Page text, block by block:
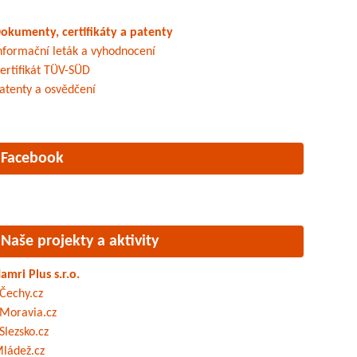
certifikáty a patenty
leták a vyhodnocení
TÜV-SÜD
a osvědčení
Facebook
Naše projekty a aktivity
Plus s.r.o.